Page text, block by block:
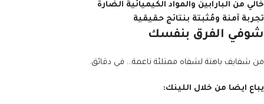
خالي من البارابين والمواد الكيميائية الضارة
تجربة آمنة ومُثبتة بنتائج حقيقية
شوفي الفرق بنفسك
من شفايف باهتة لشفاه ممتلئة ناعمة… في دقائق.
يباع ايضا من خلال اللينك: